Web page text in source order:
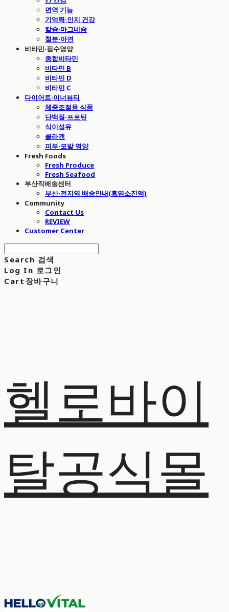
면역 기능
기억력·인지 건강
칼슘·마그네슘
철분·아연
비타민·필수영양
종합비타민
비타민 B
비타민 D
비타민 C
다이어트·이너뷰티
체중조절용 식품
단백질·프로틴
식이섬유
콜라겐
피부·모발 영양
Fresh Foods
Fresh Produce
Fresh Seafood
부산직배송센터
부산·전지역 배송안내(흑염소진액)
Community
Contact Us
REVIEW
Customer Center
Search 검색
Log In 로그인
Cart 장바구니
헬로바이
탈공식몰